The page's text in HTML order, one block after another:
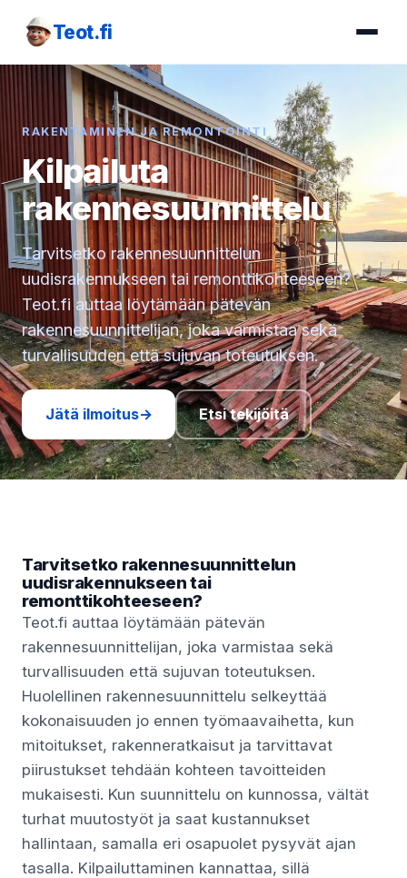
Teot.fi
RAKENTAMINEN JA REMONTOINTI
Kilpailuta
rakennesuunnittelu
Tarvitsetko rakennesuunnittelun
uudisrakennukseen tai remonttikohteeseen?
Teot.fi auttaa löytämään pätevän
rakennesuunnittelijan, joka varmistaa sekä
turvallisuuden että sujuvan toteutuksen.
Jätä ilmoitus→ Etsi tekijöitä
Tarvitsetko rakennesuunnittelun
uudisrakennukseen tai
remonttikohteeseen?
Teot.fi auttaa löytämään pätevän
rakennesuunnittelijan, joka varmistaa sekä
turvallisuuden että sujuvan toteutuksen.
Huolellinen rakennesuunnittelu selkeyttää
kokonaisuuden jo ennen työmaavaihetta, kun
mitoitukset, rakenneratkaisut ja tarvittavat
piirustukset tehdään kohteen tavoitteiden
mukaisesti. Kun suunnittelu on kunnossa, vältät
turhat muutostyöt ja saat kustannukset
hallintaan, samalla eri osapuolet pysyvät ajan
tasalla. Kilpailuttaminen kannattaa, sillä